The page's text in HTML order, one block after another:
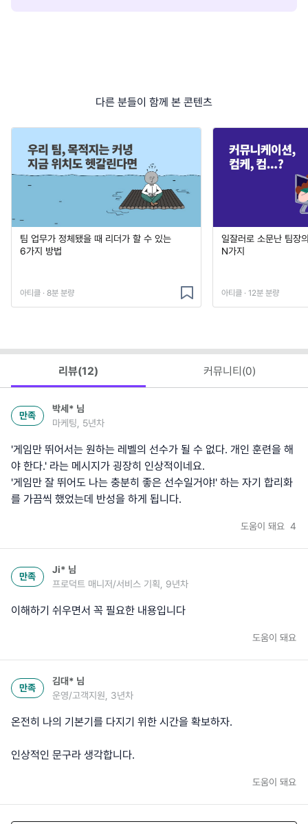
다른 분들이 함께 본 콘텐츠
팀 업무가 정체됐을 때 리더가 할 수 있는
6가지 방법
아티클 · 8분 분량
일잘러로 소문난 팀장
N가지
아티클 · 12분 분량
리뷰(12) 커뮤니티(0)
만족
박세* 님
마케팅, 5년차
'게임만 뛰어서는 원하는 레벨의 선수가 될 수 없다. 개인 훈련을 해
야 한다.' 라는 메시지가 굉장히 인상적이네요.
'게임만 잘 뛰어도 나는 충분히 좋은 선수일거야!' 하는 자기 합리화
도움이 돼요 4
만족
Ji* 님
프로덕트 매니저/서비스 기획, 9년차
이해하기 쉬우면서 꼭 필요한 내용입니다
도움이 돼요
만족
김대* 님
운영/고객지원, 3년차
온전히 나의 기본기를 다지기 위한 시간을 확보하자.
인상적인 문구라 생각합니다.
도움이 돼요